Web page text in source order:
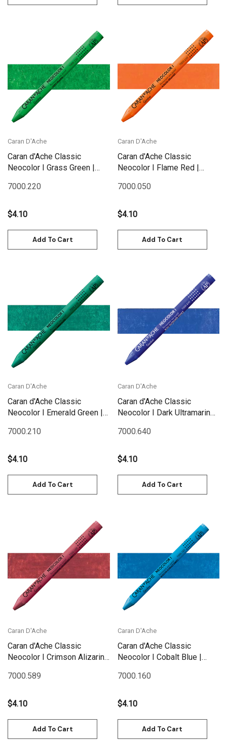
Caran D'Ache
Caran d'Ache Classic
Neocolor I Grass Green |
7000.220
$4.10
Add To Cart
Caran D'Ache
Caran d'Ache Classic
Neocolor I Flame Red |
7000.050
$4.10
Add To Cart
Caran D'Ache
Caran d'Ache Classic
Neocolor I Emerald Green |
7000.210
$4.10
Add To Cart
Caran D'Ache
Caran d'Ache Classic
Neocolor I Dark Ultramarine |
7000.640
$4.10
Add To Cart
Caran D'Ache
Caran d'Ache Classic
Neocolor I Crimson Alizarin
7000.589
$4.10
Add To Cart
Caran D'Ache
Caran d'Ache Classic
Neocolor I Cobalt Blue |
7000.160
$4.10
Add To Cart